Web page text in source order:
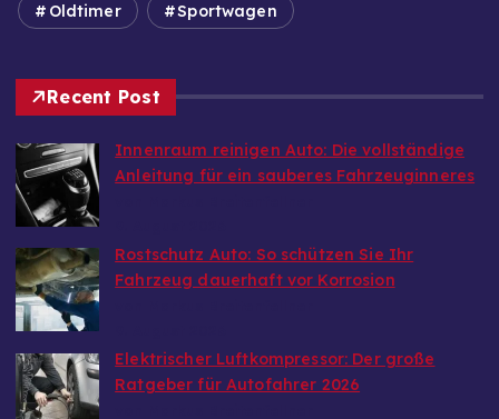
Oldtimer Sportwagen
Recent Post
Innenraum reinigen Auto: Die vollständige
Anleitung für ein sauberes Fahrzeuginneres
Rostschutz Auto: So schützen Sie Ihr
Fahrzeug dauerhaft vor Korrosion
Elektrischer Luftkompressor: Der große
Ratgeber für Autofahrer 2026